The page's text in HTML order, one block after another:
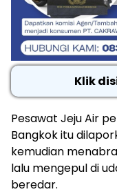
Klik
Pesawat Jeju Air
Bangkok itu
kemudian
lalu mengepul di
beredar.